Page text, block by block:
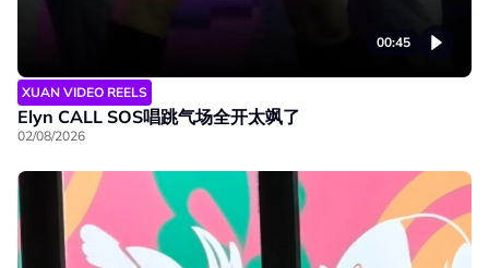
00:45
XUAN VIDEO REELS
Elyn CALL SOS唱跳气场全开太飒了
02/08/2026